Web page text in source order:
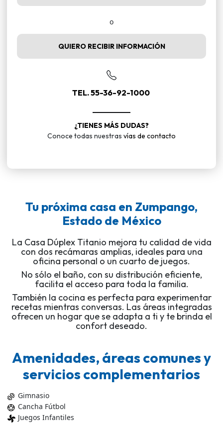
o
QUIERO RECIBIR INFORMACIÓN
TEL. 55-36-92-1000
¿TIENES MÁS DUDAS?
Conoce todas nuestras vías de contacto
Tu próxima casa en Zumpango,
Estado de México
La Casa Dúplex Titanio mejora tu calidad de vida
con dos recámaras amplias, ideales para una
oficina personal o un cuarto de juegos.
No sólo el baño, con su distribución eficiente,
facilita el acceso para toda la familia.
También la cocina es perfecta para experimentar
recetas mientras conversas. Las áreas integradas
ofrecen un hogar que se adapta a ti y te brinda el
confort deseado.
Amenidades, áreas comunes y
servicios complementarios
exercise Gimnasio
sports_soccer Cancha Fútbol
toys_fan Juegos Infantiles